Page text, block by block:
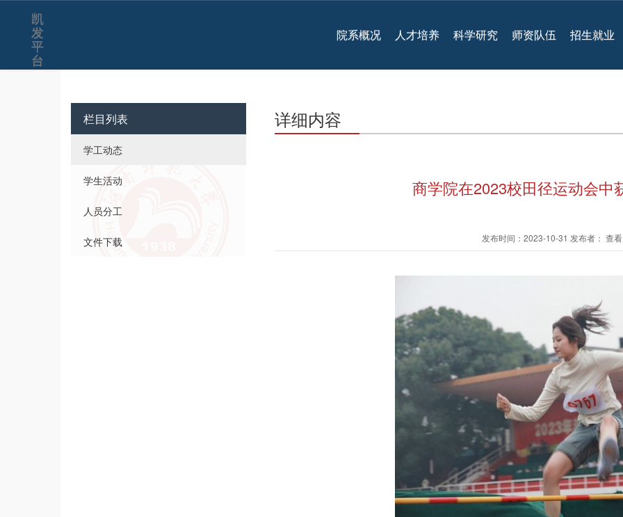
凯
发
平
台
院系概况 人才培养 科学研究 师资队伍 招生就业
栏目列表
学工动态
学生活动
人员分工
文件下载
详细内容
商学院在2023校田径运动会中
发布时间：2023-10-31 发布者： 查